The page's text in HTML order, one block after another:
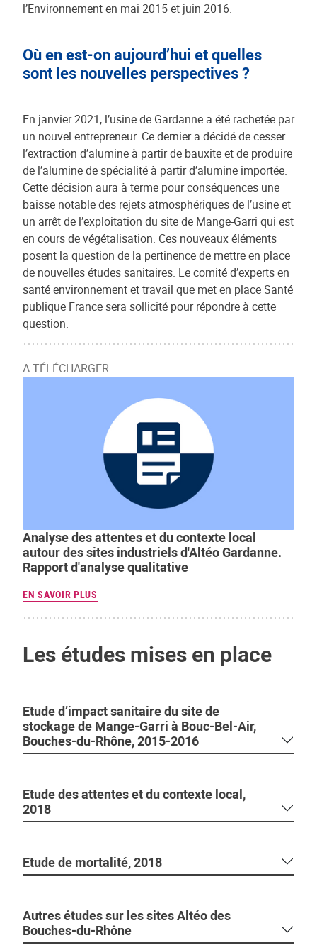
l’Environnement en mai 2015 et juin 2016.
Où en est-on aujourd’hui et quelles
sont les nouvelles perspectives ?
En janvier 2021, l’usine de Gardanne a été rachetée par
un nouvel entrepreneur. Ce dernier a décidé de cesser
l’extraction d’alumine à partir de bauxite et de produire
de l’alumine de spécialité à partir d’alumine importée.
Cette décision aura à terme pour conséquences une
baisse notable des rejets atmosphériques de l’usine et
un arrêt de l’exploitation du site de Mange-Garri qui est
en cours de végétalisation. Ces nouveaux éléments
posent la question de la pertinence de mettre en place
de nouvelles études sanitaires. Le comité d’experts en
santé environnement et travail que met en place Santé
publique France sera sollicité pour répondre à cette
question.
A TÉLÉCHARGER
Analyse des attentes et du contexte local
autour des sites industriels d'Altéo Gardanne.
Rapport d'analyse qualitative
EN SAVOIR PLUS
Les études mises en place
Etude d’impact sanitaire du site de
stockage de Mange-Garri à Bouc-Bel-Air,
Bouches-du-Rhône, 2015-2016
Etude des attentes et du contexte local,
2018
Etude de mortalité, 2018
Autres études sur les sites Altéo des
Bouches-du-Rhône